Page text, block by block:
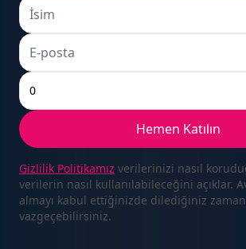
14 930 3
0
Hemen Katılın
Gizlilik Politikamız verilerinizi nasıl
verilerin nasıl kullanılabileceğini açıklar.
almayı kabul ettiğinizde dilediğiniz zaman
vazgeçebilirsiniz.